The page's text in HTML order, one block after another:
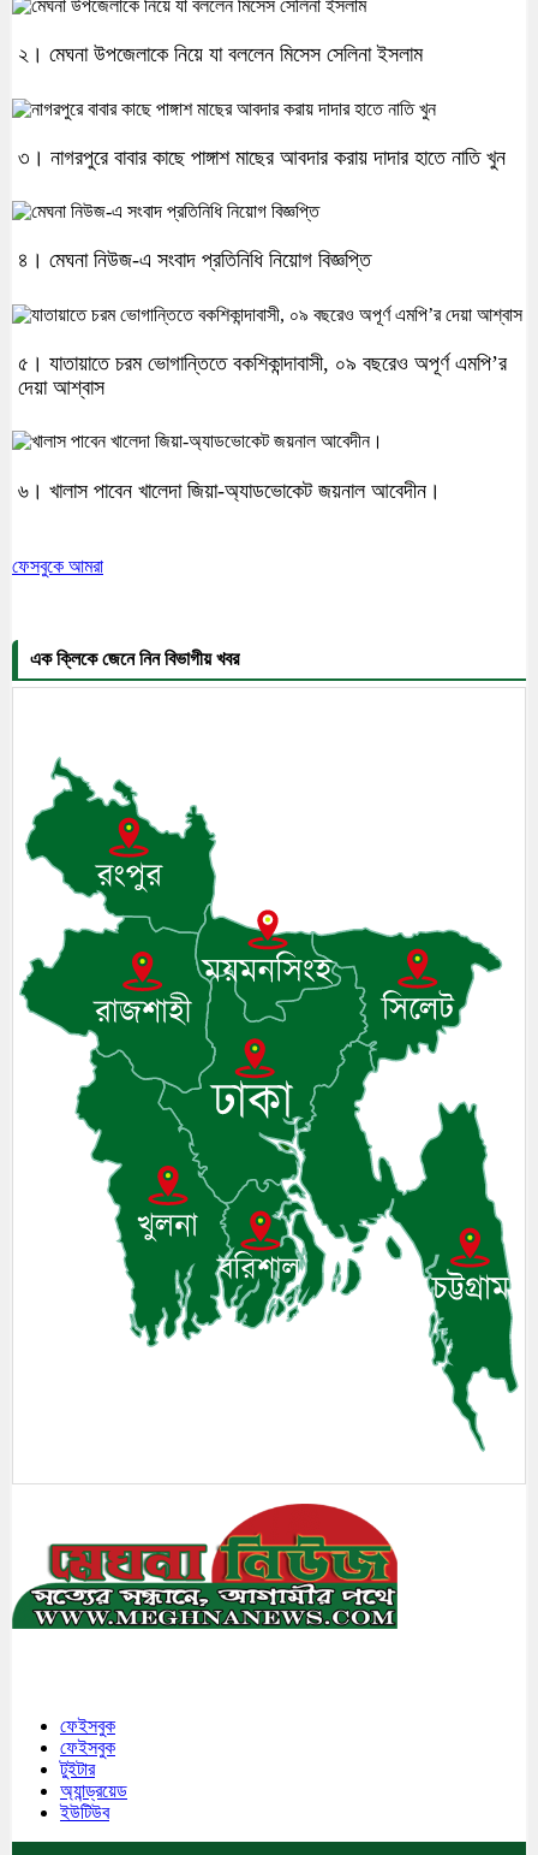
২। মেঘনা উপজেলাকে নিয়ে যা বললেন মিসেস সেলিনা ইসলাম
৩। নাগরপুরে বাবার কাছে পাঙ্গাশ মাছের আবদার করায় দাদার হাতে নাতি খুন
৪। মেঘনা নিউজ-এ সংবাদ প্রতিনিধি নিয়োগ বিজ্ঞপ্তি
৫। যাতায়াতে চরম ভোগান্তিতে বকশিকান্দাবাসী, ০৯ বছরেও অপূর্ণ এমপি’র
দেয়া আশ্বাস
৬। খালাস পাবেন খালেদা জিয়া-অ্যাডভোকেট জয়নাল আবেদীন।
ফেসবুকে আমরা
এক ক্লিকে জেনে নিন বিভাগীয় খবর
ফেইসবুক
ফেইসবুক
টুইটার
অ্যান্ড্রয়েড
ইউটিউব